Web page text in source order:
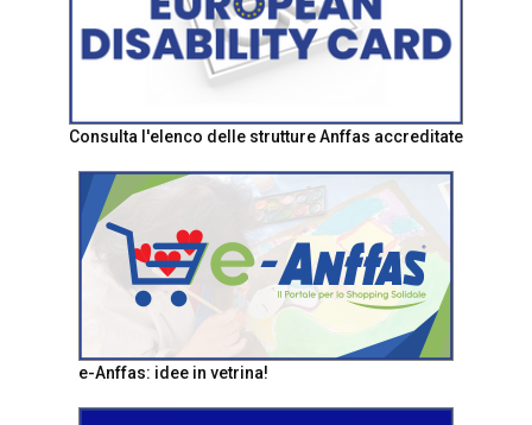
Consulta l'elenco delle strutture Anffas accreditate
e-Anffas: idee in vetrina!